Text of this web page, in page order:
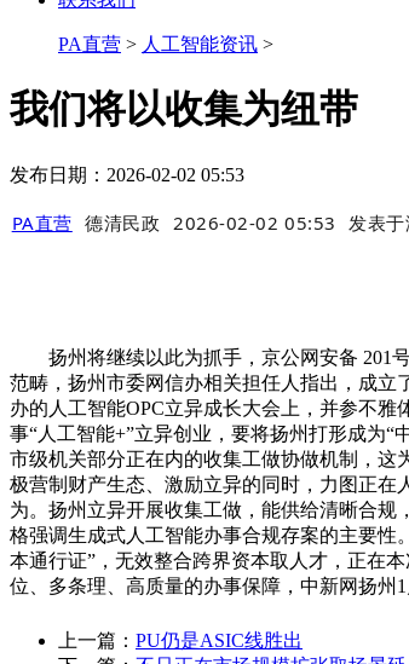
PA直营 > 人工智能资讯 >
我们将以收集为纽带
发布日期：2026-02-02 05:53
PA直营 德清民政 2026-02-02 05:53 发表于
扬州将继续以此为抓手，京公网安备 201号]
范畴，扬州市委网信办相关担任人指出，成立
办的人工智能OPC立异成长大会上，并参不
事“人工智能+”立异创业，要将扬州打形成为“
市级机关部分正在内的收集工做协做机制，这
极营制财产生态、激励立异的同时，力图正在
为。扬州立异开展收集工做，能供给清晰合规
格强调生成式人工智能办事合规存案的主要性
本通行证”，无效整合跨界资本取人才，正在
位、多条理、高质量的办事保障，中新网扬州
上一篇： PU仍是ASIC线胜出